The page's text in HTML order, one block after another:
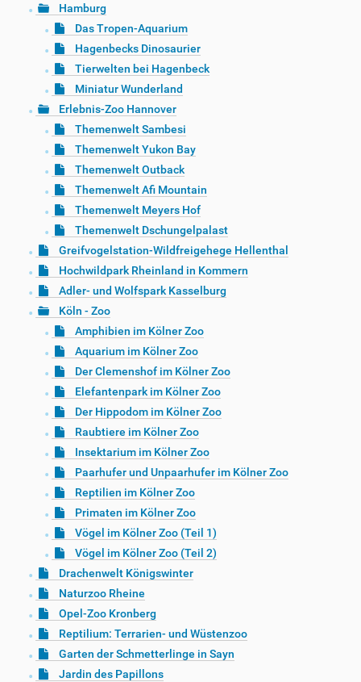
Hamburg
Das Tropen-Aquarium
Hagenbecks Dinosaurier
Tierwelten bei Hagenbeck
Miniatur Wunderland
Erlebnis-Zoo Hannover
Themenwelt Sambesi
Themenwelt Yukon Bay
Themenwelt Outback
Themenwelt Afi Mountain
Themenwelt Meyers Hof
Themenwelt Dschungelpalast
Greifvogelstation-Wildfreigehege Hellenthal
Hochwildpark Rheinland in Kommern
Adler- und Wolfspark Kasselburg
Köln - Zoo
Amphibien im Kölner Zoo
Aquarium im Kölner Zoo
Der Clemenshof im Kölner Zoo
Elefantenpark im Kölner Zoo
Der Hippodom im Kölner Zoo
Raubtiere im Kölner Zoo
Insektarium im Kölner Zoo
Paarhufer und Unpaarhufer im Kölner Zoo
Reptilien im Kölner Zoo
Primaten im Kölner Zoo
Vögel im Kölner Zoo (Teil 1)
Vögel im Kölner Zoo (Teil 2)
Drachenwelt Königswinter
Naturzoo Rheine
Opel-Zoo Kronberg
Reptilium: Terrarien- und Wüstenzoo
Garten der Schmetterlinge in Sayn
Jardin des Papillons